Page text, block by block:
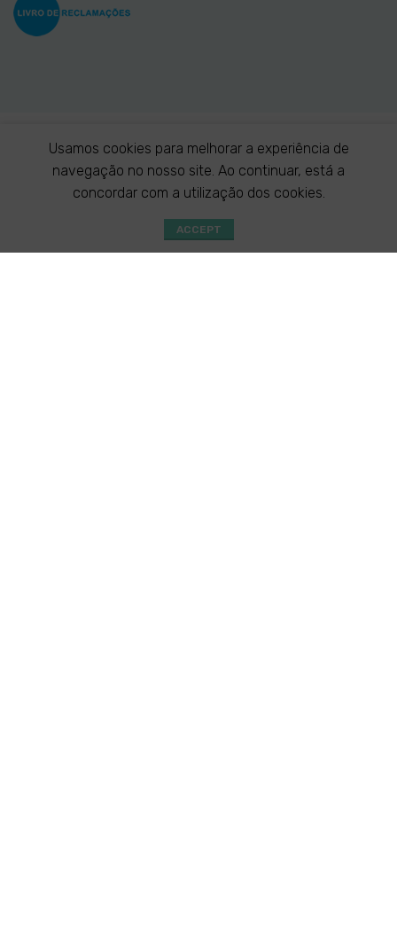
Usamos cookies para melhorar a experiência de
navegação no nosso site. Ao continuar, está a
concordar com a utilização dos cookies.
ACCEPT
Especialidades Consultas